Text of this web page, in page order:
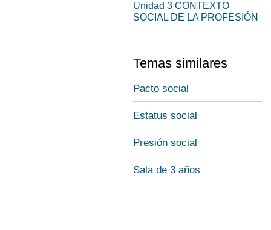
Unidad 3 CONTEXTO
SOCIAL DE LA PROFESIÓN
Temas similares
Pacto social
Estatus social
Presión social
Sala de 3 años